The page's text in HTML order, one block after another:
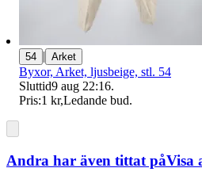
54 | Arket
Byxor, Arket, ljusbeige, stl. 54
Sluttid9 aug 22:16.
Pris:1 kr,Ledande bud.
Andra har även tittat påVisa